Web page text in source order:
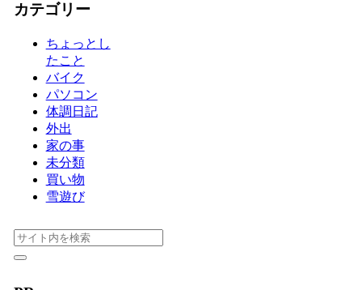
カテゴリー
ちょっとし
たこと
バイク
パソコン
体調日記
外出
家の事
未分類
買い物
雪遊び